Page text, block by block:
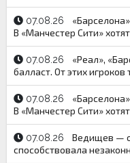
07.08.26
В «Манчестер Сити»
07.08.26
«Реал»,
балласт. От этих
07.08.26
В «Манчестер Сити»
07.08.26
Ведищев —
способствовала